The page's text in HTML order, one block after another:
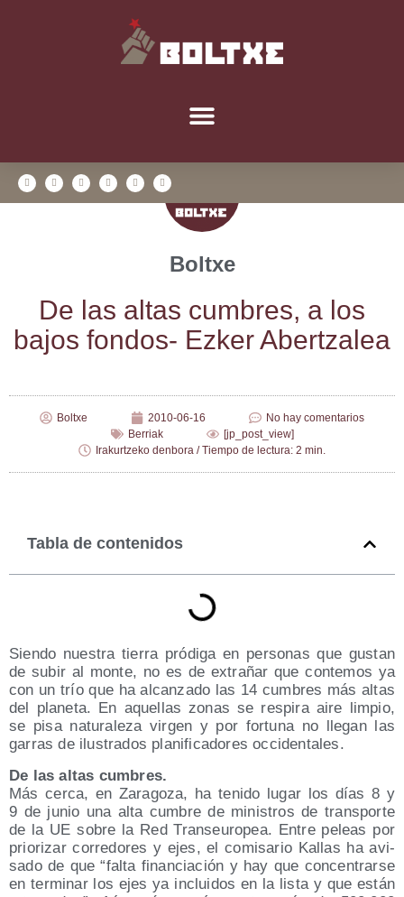
Boltxe
De las altas cum­bres, a los
bajos fon­dos- Ezker Abertzalea
Boltxe 2010-06-16
No hay comentarios
Berriak
[jp_post_view]
Irakurtzeko denbora / Tiempo de lectura: 2 min.
Tabla de contenidos
Sien­do nues­tra tie­rra pró­di­ga en per­so­nas que gus­tan
de subir al mon­te, no es de extra­ñar que con­te­mos ya
con un trío que ha alcan­za­do las 14 cum­bres más altas
del pla­ne­ta. En aque­llas zonas se res­pi­ra aire lim­pio,
se pisa natu­ra­le­za vir­gen y por for­tu­na no lle­gan las
garras de ilus­tra­dos pla­ni­fi­ca­do­res occidentales.
De las altas cumbres.
Más cer­ca, en Zara­go­za, ha teni­do lugar los días 8 y
9 de junio una alta cum­bre de minis­tros de trans­por­te
de la UE sobre la Red Transeu­ro­pea. Entre peleas por
prio­ri­zar corre­do­res y ejes, el comi­sa­rio Kallas ha avi­
sa­do de que “fal­ta finan­cia­ción y hay que con­cen­trar­se
en ter­mi­nar los ejes ya inclui­dos en la lis­ta y que están